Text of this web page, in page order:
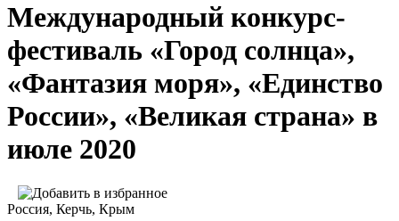
Международный конкурс-
фестиваль «Город солнца»,
«Фантазия моря», «Единство
России», «Великая страна» в
июле 2020
Россия, Керчь, Крым